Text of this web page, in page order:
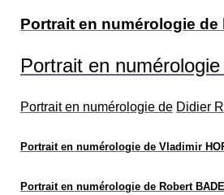
Portrait en numérologie de
Portrait en
Portrait en numérologie de Didier
Portrait en numérologie de Vladimir
Portrait en numérologie de Robert